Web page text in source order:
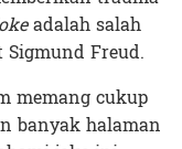
adalah salah
Freud.
memang cukup
banyak halaman